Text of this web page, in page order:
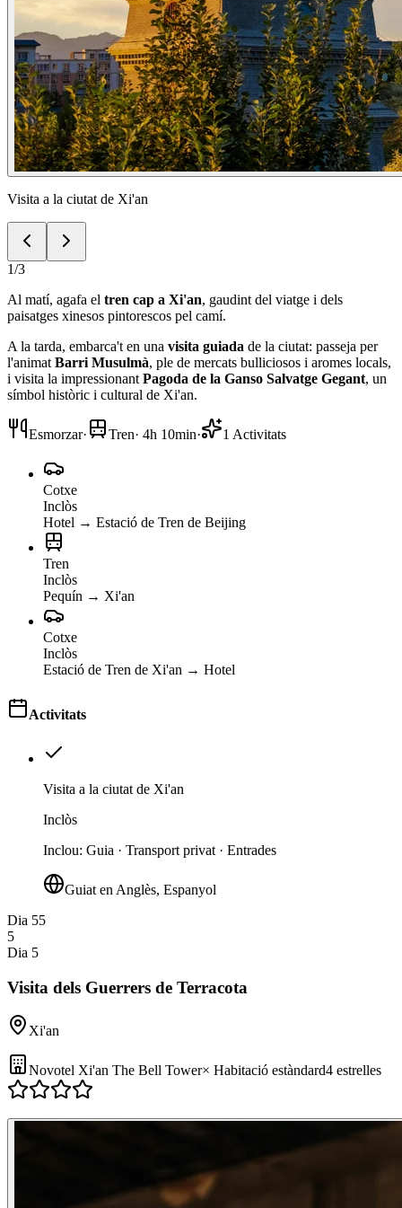
Visita a la ciutat de Xi'an
1/3
Al matí, agafa el tren cap a Xi'an, gaudint del viatge i dels
paisatges xinesos pintorescos pel camí.
A la tarda, embarca't en una visita guiada de la ciutat: passeja per
l'animat Barri Musulmà, ple de mercats bulliciosos i aromes locals,
i visita la impressionant Pagoda de la Ganso Salvatge Gegant, un
símbol històric i cultural de Xi'an.
Esmorzar· Tren· 4h 10min· 1 Activitats
Cotxe
Inclòs
Hotel → Estació de Tren de Beijing
Tren
Inclòs
Pequín → Xi'an
Cotxe
Inclòs
Estació de Tren de Xi'an → Hotel
Activitats
Visita a la ciutat de Xi'an
Inclòs
Inclou: Guia · Transport privat · Entrades
Guiat en Anglès, Espanyol
Dia 55
5
Dia 5
Visita dels Guerrers de Terracota
Xi'an
Novotel Xi'an The Bell Tower× Habitació estàndard4 estrelles